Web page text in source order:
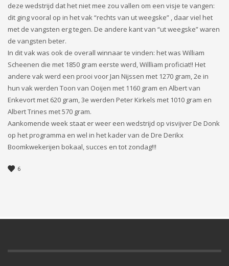
deze wedstrijd dat het niet mee zou vallen om een visje te vangen:
dit ging vooral op in het vak “rechts van ut weegske” , daar viel het
met de vangsten erg tegen. De andere kant van “ut weegske” waren
de vangsten beter.
In dit vak was ook de overall winnaar te vinden: het was William
Scheenen die met 1850 gram eerste werd, Willliam proficiat!! Het
andere vak werd een prooi voor Jan Nijssen met 1270 gram, 2e in
hun vak werden Toon van Ooijen met 1160 gram en Albert van
Enkevort met 620 gram, 3e werden Peter Kirkels met 1010 gram en
Albert Trines met 570 gram.
Aankomende week staat er weer een wedstrijd op visvijver De Donk
op het programma en wel in het kader van de Dre Derikx
Boomkwekerijen bokaal, succes en tot zondag!!!
6